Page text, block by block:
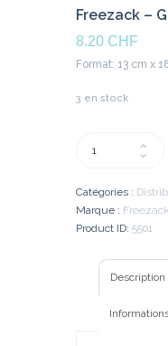
Freezack –
8.20 CHF
Format: 13 cm x
3 en stock
-
Goodie
Snake
Catégories :
Marque : Freezack
Product ID: 5501
Description